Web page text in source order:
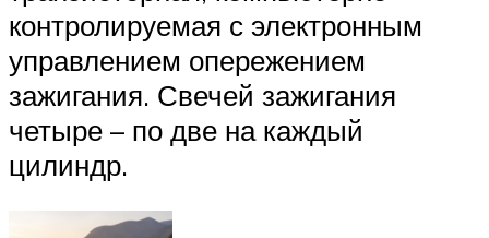
контролируемая с электронным
управлением опережением
зажигания. Свечей зажигания
четыре – по две на каждый
цилиндр.